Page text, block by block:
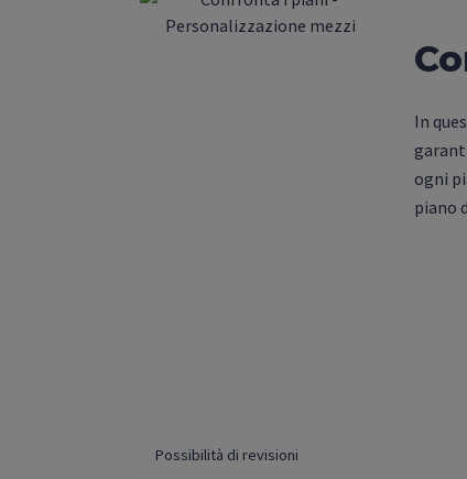
In
ogni
piano
Possibilità di revisioni